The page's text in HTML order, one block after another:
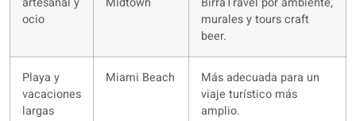
ocio
murales y tours craft
beer.
Playa y
vacaciones
largas
Miami Beach
Más adecuada para un
viaje turístico más
amplio.